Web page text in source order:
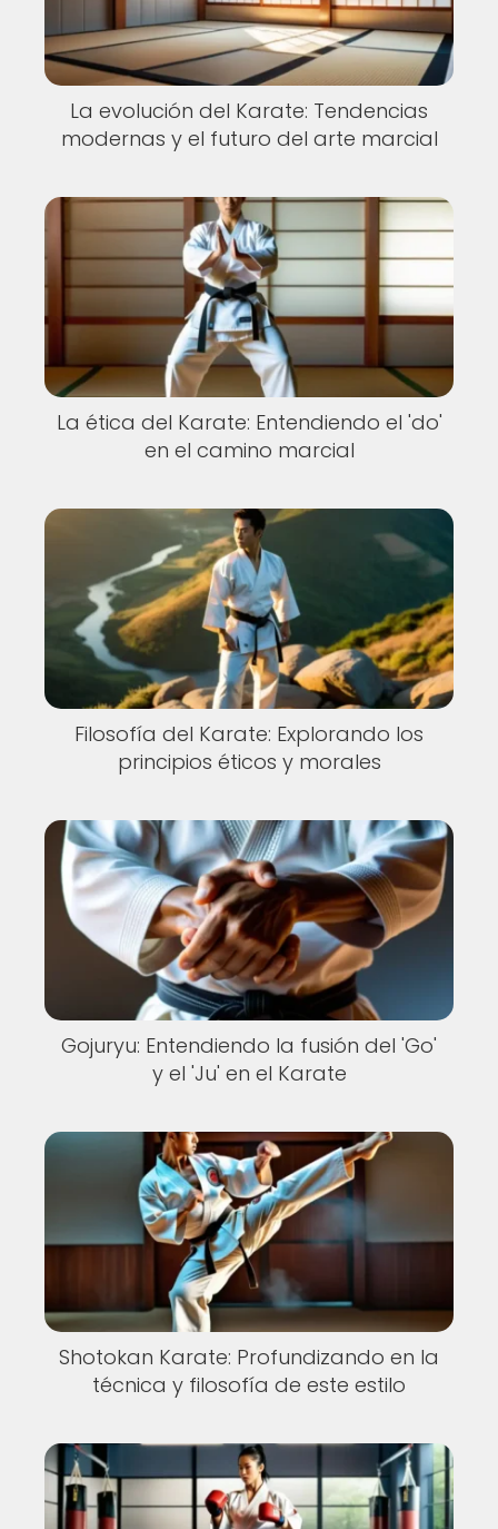
La evolución del Karate: Tendencias
modernas y el futuro del arte marcial
La ética del Karate: Entendiendo el 'do'
en el camino marcial
Filosofía del Karate: Explorando los
principios éticos y morales
Gojuryu: Entendiendo la fusión del 'Go'
y el 'Ju' en el Karate
Shotokan Karate: Profundizando en la
técnica y filosofía de este estilo